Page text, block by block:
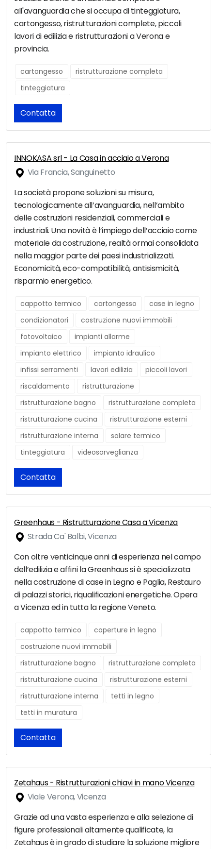
all'avanguardia che si occupa di tinteggiatura,
cartongesso, ristrutturazioni complete, piccoli
lavori di edilizia e ristrutturazioni a Verona e
provincia.
cartongesso
ristrutturazione completa
tinteggiatura
Contatta
INNOKASA srl - La Casa in acciaio a Verona
Via Francia, Sanguinetto
La società propone soluzioni su misura,
tecnologicamente all’avanguardia, nell’ambito
delle costruzioni residenziali, commerciali e
industriali. Una novità è l’impiego dell’acciaio come
materiale da costruzione, realtà ormai consolidata
nella maggior parte dei paesi industrializzati.
Economicità, eco-compatibilità, antisismicità,
risparmio energetico.
cappotto termico cartongesso
case in legno
condizionatori
costruzione nuovi immobili
fotovoltaico
impianti allarme
impianto elettrico
impianto idraulico
infissi serramenti
lavori edilizia
piccoli lavori
riscaldamento
ristrutturazione
ristrutturazione bagno
ristrutturazione completa
ristrutturazione cucina
ristrutturazione esterni
ristrutturazione interna
solare termico
tinteggiatura
videosorveglianza
Contatta
Greenhaus - Ristrutturazione Casa a Vicenza
Strada Ca' Balbi, Vicenza
Con oltre venticinque anni di esperienza nel campo
dell’edilizia e affini la Greenhaus si è specializzata
nella costruzione di case in Legno e Paglia, Restauro
di palazzi storici, riqualificazioni energetiche. Opera
a Vicenza ed in tutta la regione Veneto.
cappotto termico
coperture in legno
costruzione nuovi immobili
ristrutturazione bagno
ristrutturazione completa
ristrutturazione cucina
ristrutturazione esterni
ristrutturazione interna
tetti in legno
tetti in muratura
Contatta
Zetahaus - Ristrutturazioni chiavi in mano Vicenza
Viale Verona, Vicenza
Grazie ad una vasta esperienza e alla selezione di
figure professionali altamente qualificate, la
Zetahaus è in grado di studiare la soluzione migliore